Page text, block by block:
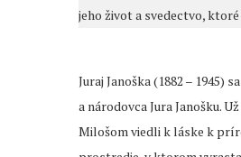
jeho život a svedectvo,
Juraj Janoška (1882 – 1945)
a národovca Jura Janošku.
Milošom viedli k láske k